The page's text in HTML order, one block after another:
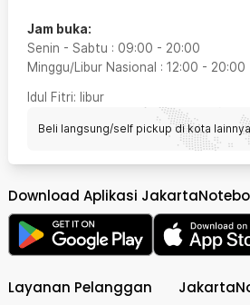
Jam buka:
Senin - Sabtu : 09:00 - 20:00
Minggu/Libur Nasional : 12:00 - 20:00
Idul Fitri: libur
Beli langsung/self pickup di kota lainnya
Download Aplikasi
Layanan Pelanggan